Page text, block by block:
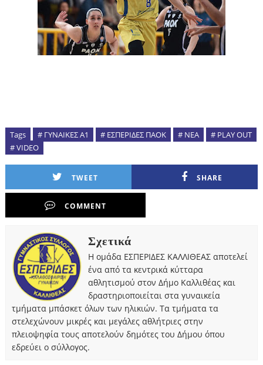
Tags # ΓΥΝΑΙΚΕΣ Α1 # ΕΣΠΕΡΙΔΕΣ ΠΑΟΚ # ΝΕΑ
# PLAY OUT
# VIDEO
TWEET SHARE
COMMENT
Σχετικά
Η ομάδα ΕΣΠΕΡΙΔΕΣ ΚΑΛΛΙΘΕΑΣ αποτελεί
ένα από τα κεντρικά κύτταρα
αθλητισμού στον Δήμο Καλλιθέας και
δραστηριοποιείται στα γυναικεία
τμήματα μπάσκετ όλων των ηλικιών. Τα τμήματα τα
στελεχώνουν μικρές και μεγάλες αθλήτριες στην
πλειοψηφία τους αποτελούν δημότες του Δήμου όπου
εδρεύει ο σύλλογος.